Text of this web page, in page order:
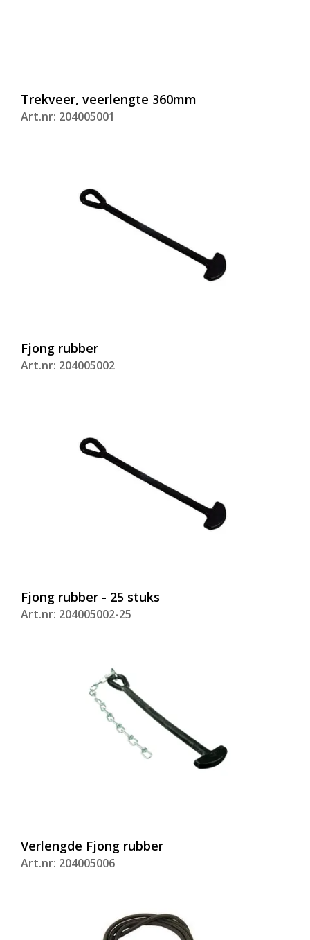
Trekveer, veerlengte 360mm
Art.nr: 204005001
Fjong rubber
Art.nr: 204005002
Fjong rubber - 25 stuks
Art.nr: 204005002-25
Verlengde Fjong rubber
Art.nr: 204005006